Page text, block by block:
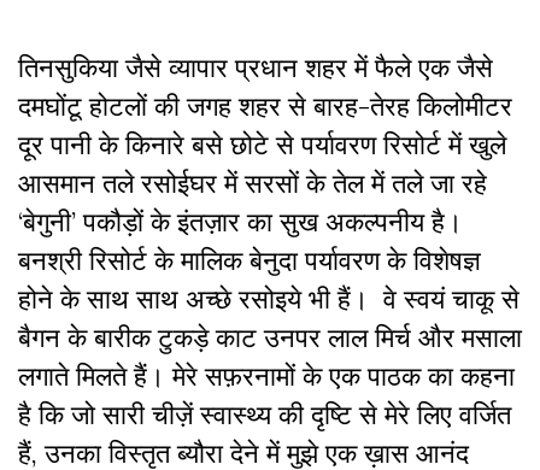
तिनसुकिया जैसे व्यापार प्रधान शहर में फैले एक जैसे
दमघोंटू होटलों की जगह शहर से बारह-तेरह किलोमीटर
दूर पानी के किनारे बसे छोटे से पर्यावरण रिसोर्ट में खुले
आसमान तले रसोईघर में सरसों के तेल में तले जा रहे
‘बेगुनी’ पकौड़ों के इंतज़ार का सुख अकल्पनीय है।
बनश्री रिसोर्ट के मालिक बेनुदा पर्यावरण के विशेषज्ञ
होने के साथ साथ अच्छे रसोइये भी हैं। वे स्वयं चाकू से
बैगन के बारीक टुकड़े काट उनपर लाल मिर्च और मसाला
लगाते मिलते हैं। मेरे सफ़रनामों के एक पाठक का कहना
है कि जो सारी चीज़ें स्वास्थ्य की दृष्टि से मेरे लिए वर्जित
हैं, उनका विस्तृत ब्यौरा देने में मुझे एक ख़ास आनंद